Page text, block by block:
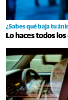
¿Sabes qué baja tu
Lo haces todos